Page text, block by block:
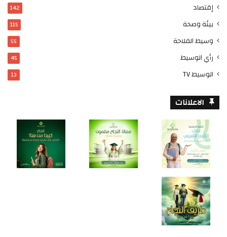
إقتصاد 142
بيئة وصحة 115
وسيط الفلاحة 55
رأي الوسيط 45
الوسيط TV 13
الاعلانات